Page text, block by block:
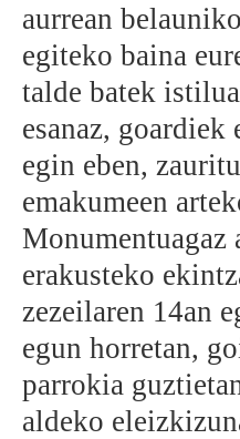
aurrean
egiteko baina
talde batek
esanaz, goardiek
egin eben,
emakumeen
Monumentuagaz
erakusteko
zezeilaren 14an
egun horretan,
parrokia
aldeko